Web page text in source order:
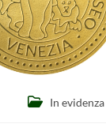
CategoriaIn evidenza